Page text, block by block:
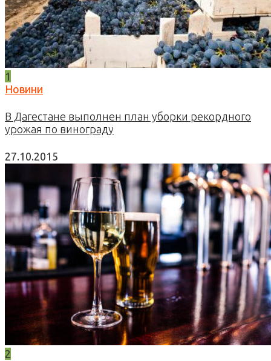
1
Новини
В Дагестане выполнен план уборки рекордного
урожая по винограду
27.10.2015
2